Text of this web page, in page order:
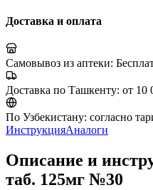
Доставка и оплата
Самовывоз из аптеки:
Доставка по Ташкенту: от 10
По Узбекистану: согласно
ИнструкцияАналоги
Описание и
таб. 125мг №30